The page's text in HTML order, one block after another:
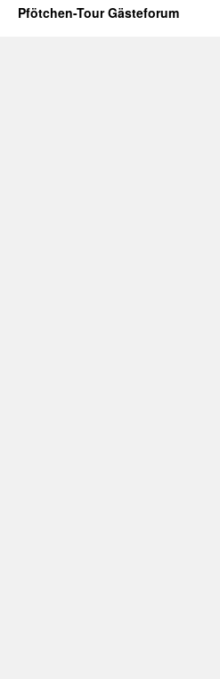
Pfötchen-Tour Gästeforum